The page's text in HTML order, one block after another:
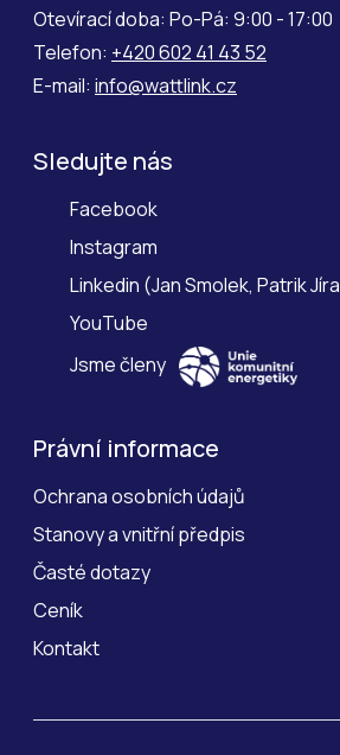
Otevírací doba: Po-Pá: 9:00 - 17:00
Telefon: +420 602 41 43 52
E-mail: info@wattlink.cz
Sledujte nás
Facebook
Instagram
Linkedin (Jan Smolek, Patrik Jíra
YouTube
Jsme členy
Právní informace
Ochrana osobních údajů
Stanovy a vnitřní předpis
Časté dotazy
Ceník
Kontakt